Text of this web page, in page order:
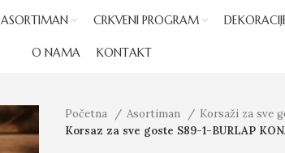
ASORTIMAN CRKVENI PROGRAM
O NAMA KONTAKT
Početna Asortiman
Korsaži za sve
Korsaz za sve goste S89-1-BURLAP